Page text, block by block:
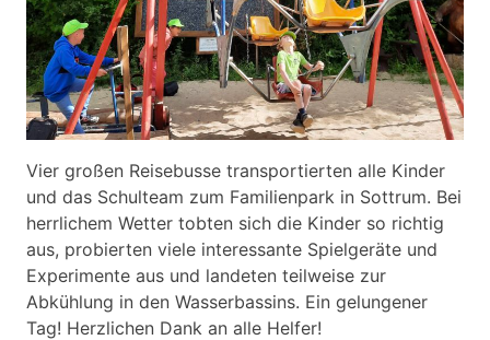
Vier großen Reisebusse transportierten alle Kinder
und das Schulteam zum Familienpark in Sottrum. Bei
herrlichem Wetter tobten sich die Kinder so richtig
aus, probierten viele interessante Spielgeräte und
Experimente aus und landeten teilweise zur
Abkühlung in den Wasserbassins. Ein gelungener
Tag! Herzlichen Dank an alle Helfer!